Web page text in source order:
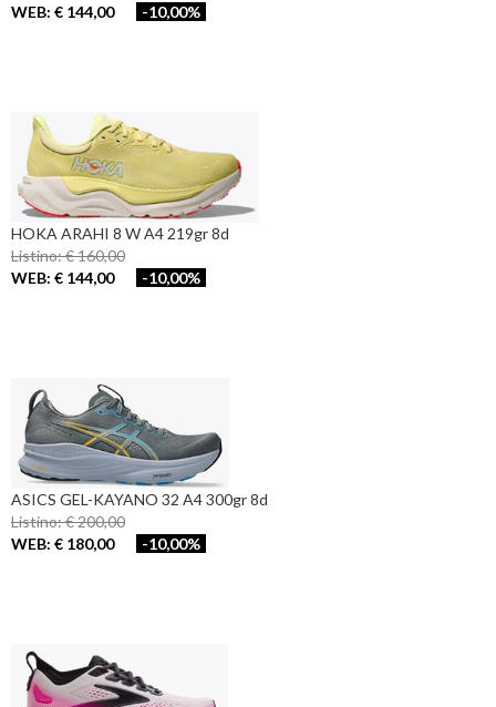
WEB: € 144,00
-10,00%
HOKA ARAHI 8 W A4 219gr 8d
Listino: € 160,00
WEB: € 144,00
-10,00%
ASICS GEL-KAYANO 32 A4 300gr 8d
Listino: € 200,00
WEB: € 180,00
-10,00%